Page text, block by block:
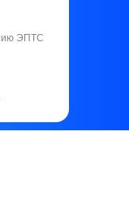
ЭПТС